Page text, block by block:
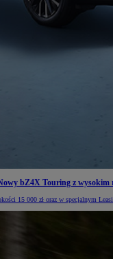
bZ4X Touring z
15 000 zł oraz w specjalnym